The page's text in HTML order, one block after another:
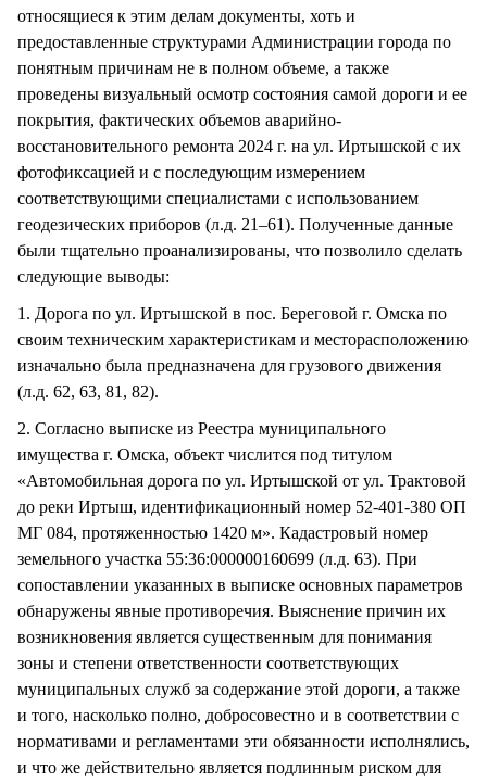
относящиеся к этим делам документы, хоть и
предоставленные структурами Администрации города по
понятным причинам не в полном объеме, а также
проведены визуальный осмотр состояния самой дороги и ее
покрытия, фактических объемов аварийно-
восстановительного ремонта 2024 г. на ул. Иртышской с их
фотофиксацией и с последующим измерением
соответствующими специалистами с использованием
геодезических приборов (л.д. 21–61). Полученные данные
были тщательно проанализированы, что позволило сделать
следующие выводы:
1. Дорога по ул. Иртышской в пос. Береговой г. Омска по
своим техническим характеристикам и месторасположению
изначально была предназначена для грузового движения
(л.д. 62, 63, 81, 82).
2. Согласно выписке из Реестра муниципального
имущества г. Омска, объект числится под титулом
«Автомобильная дорога по ул. Иртышской от ул. Трактовой
до реки Иртыш, идентификационный номер 52-401-380 ОП
МГ 084, протяженностью 1420 м». Кадастровый номер
земельного участка 55:36:000000160699 (л.д. 63). При
сопоставлении указанных в выписке основных параметров
обнаружены явные противоречия. Выяснение причин их
возникновения является существенным для понимания
зоны и степени ответственности соответствующих
муниципальных служб за содержание этой дороги, а также
и того, насколько полно, добросовестно и в соответствии с
нормативами и регламентами эти обязанности исполнялись,
и что же действительно является подлинным риском для